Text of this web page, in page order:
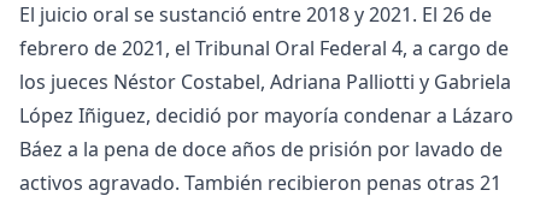
El juicio oral se sustanció entre 2018 y 2021. El 26 de
febrero de 2021, el Tribunal Oral Federal 4, a cargo de
los jueces Néstor Costabel, Adriana Palliotti y Gabriela
López Iñiguez, decidió por mayoría condenar a Lázaro
Báez a la pena de doce años de prisión por lavado de
activos agravado. También recibieron penas otras 21